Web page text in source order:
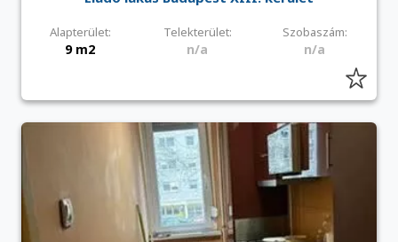
Alapterület: Telekterület: Szobaszám:
9 m2 n/a n/a